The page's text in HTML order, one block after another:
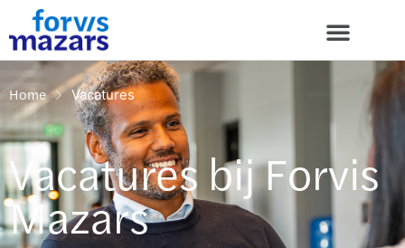
Home Vacatures
Vacatures bij Forvis
Mazars